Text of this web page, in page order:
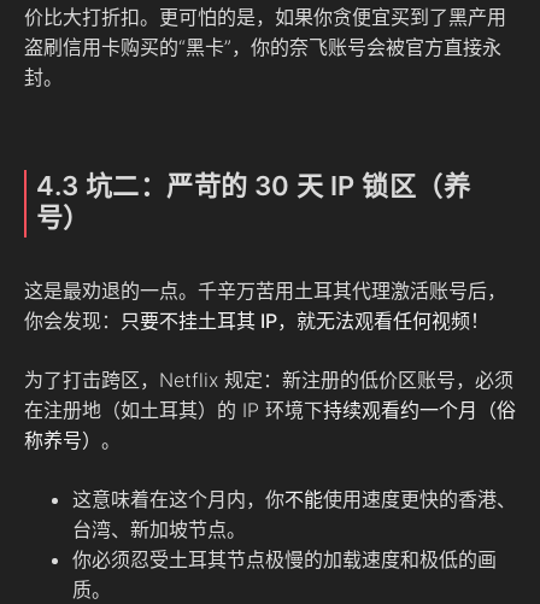
价比大打折扣。更可怕的是，如果你贪便宜买到了黑产用
盗刷信用卡购买的“黑卡”，你的奈飞账号会被官方直接永
封。
4.3 坑二：严苛的 30 天 IP 锁区（养
号）
这是最劝退的一点。千辛万苦用土耳其代理激活账号后，
你会发现： 只要不挂土耳其 IP，就无法观看任何视频！
为了打击跨区，Netflix 规定：新注册的低价区账号，必须
在注册地（如土耳其）的 IP 环境下持续观看约一个月（俗
称养号） 。
这意味着在这个月内，你不能使用速度更快的香港、
台湾、新加坡节点。
你必须忍受土耳其节点极慢的加载速度和极低的画
质。